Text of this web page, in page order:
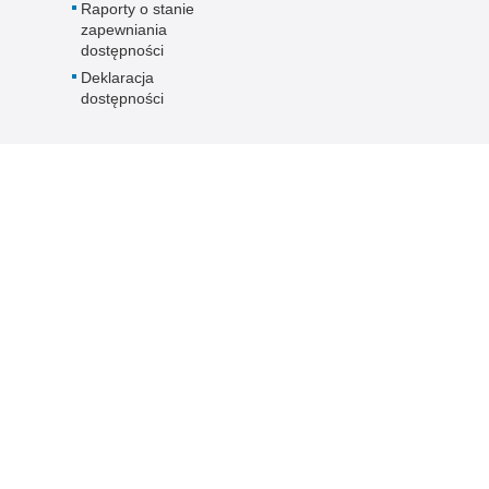
Raporty o stanie
zapewniania
dostępności
Deklaracja
dostępności